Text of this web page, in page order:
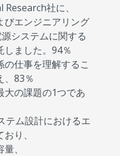
社に、
びエンジニアリング
システムに関する
しました。94％
仕事を理解するこ
、83％
大の課題の1つであ
テム設計におけるエ
り、
、